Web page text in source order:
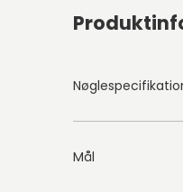
Mål